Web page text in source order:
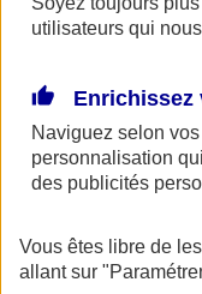
utilisateurs qui
Enrichissez
Naviguez selon
personnalisation
des publicités
Vous êtes libre de
allant sur